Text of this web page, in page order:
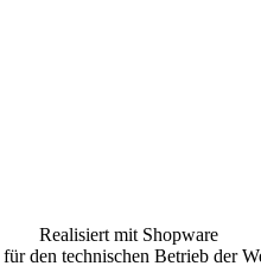
Realisiert mit Shopware
den technischen Betrieb der